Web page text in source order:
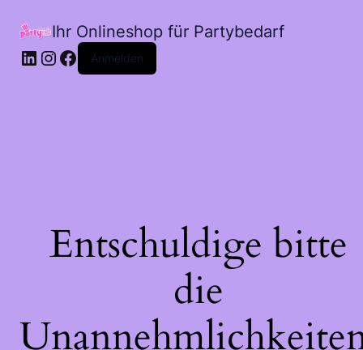
Ihr Onlineshop für Partybedarf
LinkedIn
Instagram
Facebook
Anmelden
Entschuldige bitte
die